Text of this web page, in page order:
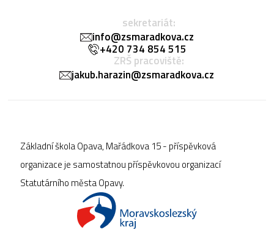
sekretariát:
info@zsmaradkova.cz
+420 734 854 515
ZRŠ pracoviště:
jakub.harazin@zsmaradkova.cz
Základní škola Opava, Mařádkova 15 - příspěvková
organizace je samostatnou příspěvkovou organizací
Statutárního města Opavy.